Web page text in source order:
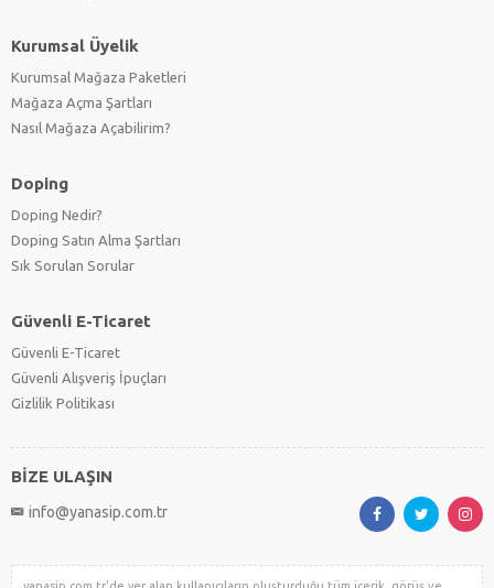
Kurumsal Üyelik
Kurumsal Mağaza Paketleri
Mağaza Açma Şartları
Nasıl Mağaza Açabilirim?
Doping
Doping Nedir?
Doping Satın Alma Şartları
Sık Sorulan Sorular
Güvenli E-Ticaret
Güvenli E-Ticaret
Güvenli Alışveriş İpuçları
Gizlilik Politikası
BİZE ULAŞIN
info@yanasip.com.tr